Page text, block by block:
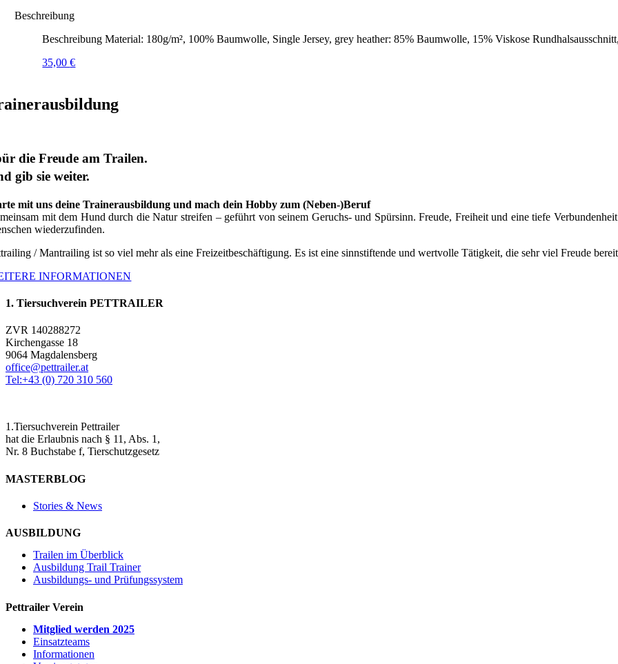
Beschreibung
Beschreibung Material: 180g/m², 100% Baumwolle, Single Jersey, grey heather: 85% Baumwolle, 15% Viskose
35,00€
die Freude am Trailen.
gib sie weiter.
mit uns deine Trainerausbildung und mach dein Hobby zum (Neben-)Beruf
mit dem Hund durch die Natur streifen – geführt von seinem Geruchs- und Spürsinn. Freude, Freiheit und eine tiefe
wiederzufinden.
/ Mantrailing ist so viel mehr als eine Freizeitbeschäftigung. Es ist eine sinnstiftende und wertvolle Tätigkeit, die sehr viel Freude
INFORMATIONEN
1. Tiersuchverein PETTRAILER
ZVR 140288272
Kirchengasse 18
9064 Magdalensberg
office@pettrailer.at
Tel:+43 (0) 720 310 560
1.Tiersuchverein Pettrailer
hat die Erlaubnis nach § 11, Abs. 1,
Nr. 8 Buchstabe f, Tierschutzgesetz
MASTERBLOG
Stories & News
AUSBILDUNG
Trailen im Überblick
Ausbildung Trail Trainer
Ausbildungs- und Prüfungssystem
Pettrailer Verein
Mitglied werden 2025
Einsatzteams
Informationen